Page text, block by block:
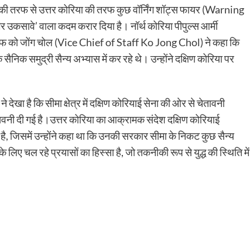
तरफ से उत्तर कोरिया की तरफ कुछ वॉर्निंग शॉट्स फायर (Warning
वाला कदम करार दिया है। नॉर्थ कोरिया पीपुल्स आर्मी
जोंग चोल (Vice Chief of Staff Ko Jong Chol) ने कहा कि
समुद्री सैन्य अभ्यास में कर रहे थे। उन्होंने दक्षिण कोरिया पर
देखा है कि सीमा क्षेत्र में दक्षिण कोरियाई सेना की ओर से चेतावनी
दी गई है।उत्तर कोरिया का आक्रामक संदेश दक्षिण कोरियाई
है, जिसमें उन्होंने कहा था कि उनकी सरकार सीमा के निकट कुछ सैन्य
लिए चल रहे प्रयासों का हिस्सा है, जो तकनीकी रूप से युद्ध की स्थिति में